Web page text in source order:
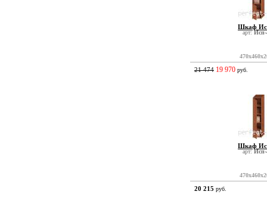
арт:Исп-
Шкаф
арт:Исп-
21 474 19 970 руб.
Шкаф
20 215 руб.